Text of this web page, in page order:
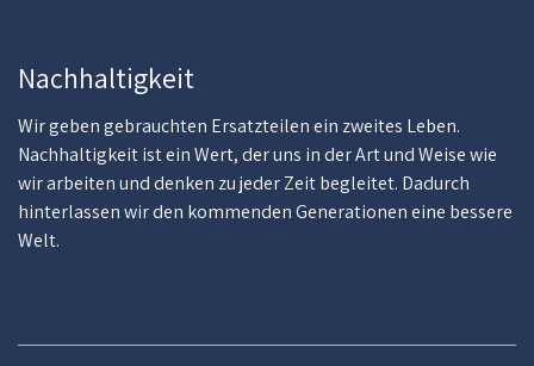
Nachhaltigkeit
Wir geben gebrauchten Ersatzteilen ein zweites Leben.
Nachhaltigkeit ist ein Wert, der uns in der Art und Weise wie
wir arbeiten und denken zu jeder Zeit begleitet. Dadurch
hinterlassen wir den kommenden Generationen eine bessere
Welt.